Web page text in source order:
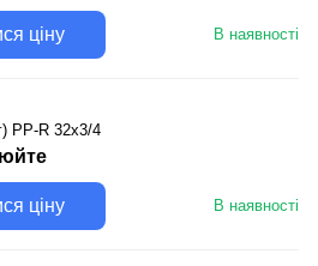
В наявності
ціну
PP-R 32х3/4
В наявності
ціну